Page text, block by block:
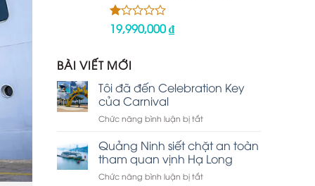
Được
1.00
5
sao
19,990,000₫
BÀI VIẾT MỚI
Tôi đã đến Celebration Key
của Carnival
Chức năng bình luận bị tắtở
đã
đến
Celebration
Key
Quảng Ninh siết chặt an toàn
tham quan vịnh Hạ Long
Chức năng bình luận bị tắtở